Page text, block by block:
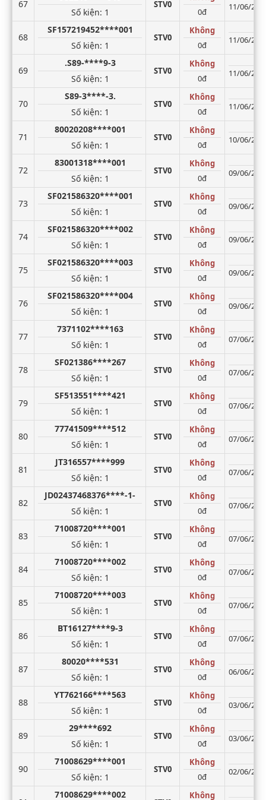
67
Số kiện: 1
STV0
0đ
11/06/
68
SF157219452****001
Số kiện: 1
STV0
Không
0đ
11/06/
69
.S89-****9-3
Số kiện: 1
STV0
Không
0đ
11/06/
70
S89-3****-3.
Số kiện: 1
STV0
Không
0đ
11/06/
71
80020208****001
Số kiện: 1
STV0
Không
0đ
10/06/
72
83001318****001
Số kiện: 1
STV0
Không
0đ
09/06/
73
SF021586320****001
Số kiện: 1
STV0
Không
0đ
09/06/
74
SF021586320****002
Số kiện: 1
STV0
Không
0đ
09/06/
75
SF021586320****003
Số kiện: 1
STV0
Không
0đ
09/06/
76
SF021586320****004
Số kiện: 1
STV0
Không
0đ
09/06/
77
7371102****163
Số kiện: 1
STV0
Không
0đ
07/06/
78
SF021386****267
Số kiện: 1
STV0
Không
0đ
07/06/
79
SF513551****421
Số kiện: 1
STV0
Không
0đ
07/06/
80
77741509****512
Số kiện: 1
STV0
Không
0đ
07/06/
81
JT316557****999
Số kiện: 1
STV0
Không
0đ
07/06/
82
JD02437468376****-1-
Số kiện: 1
STV0
Không
0đ
07/06/
83
71008720****001
Số kiện: 1
STV0
Không
0đ
07/06/
84
71008720****002
Số kiện: 1
STV0
Không
0đ
07/06/
85
71008720****003
Số kiện: 1
STV0
Không
0đ
07/06/
86
BT16127****9-3
Số kiện: 1
STV0
Không
0đ
07/06/
87
80020****531
Số kiện: 1
STV0
Không
0đ
06/06/
88
YT762166****563
Số kiện: 1
STV0
Không
0đ
03/06/
89
29****692
Số kiện: 1
STV0
Không
0đ
03/06/
90
71008629****001
Số kiện: 1
STV0
Không
0đ
02/06/
71008629****002
Không